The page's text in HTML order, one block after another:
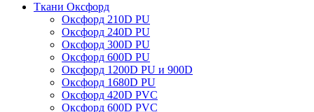
Ткани Оксфорд
Оксфорд 210D PU
Оксфорд 240D PU
Оксфорд 300D PU
Оксфорд 600D PU
Оксфорд 1200D PU и 900D
Оксфорд 1680D PU
Оксфорд 420D PVC
Оксфорд 600D PVC